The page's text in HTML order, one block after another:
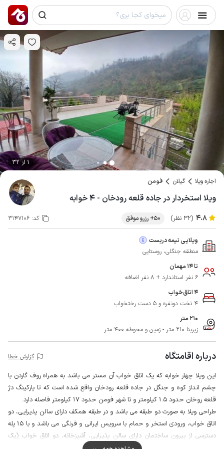
1 از 32
اجاره ویلا گیلان فومن
ویلا استخردار در جاده قلعه رودخان - ۴ خوابه
4.8 (32 نظر) 50+ رزرو موفق کد: 3147106
ویلایی نیمه دربست
منطقه جنگلی، روستایی
تا 14 مهمان
6 نفر استاندارد + 8 نفر اضافه
4 اتاق‌خواب
4 تخت دونفره و 5 دست رختخواب
210 متر
زیربنا 210 متر - زمین و محوطه 400 متر
درباره اقامتگاه گزارش خطا
این ویلا چهار خوابه که یک اتاق خواب آن مستر می باشد به همراه روف گاردن با
چشم انداز کوه و جنگل در جاده قلعه رودخان واقع شده است که تا پارکینگ دژ
قلعه روخان حدود 1.5 کیلومتر و تا شهر فومن حدود 17 کیلومتر فاصله دارد.
طراحی ویلا به صورت دو طبقه می باشد و در طبقه همکف دارای سالن پذیرایی، دو
اتاق خواب، ورودی استخر و حمام با سرویس ایرانی و فرنگی می باشد و با 15 پله
دسترسی از بیرون ساختمان دارای سالن پذیرایی، آشپزخانه، دو اتاق خواب (یک